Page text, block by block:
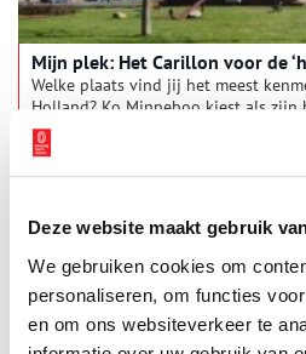
Deze website maakt gebruik
We gebruiken cookies om
personaliseren, om functies
en om ons websiteverkeer te
Mijn plek: Het Carillon voor de
Welke plaats vind jij het meest
Holland? Ko Minneboo kiest als
‘Carillon’. ‘Zo noemen wij in Den
Helden der Zeeplein’. Geen
mannen die in vliegende storm naar
En Michiel de Ruyter? Die joeg bij
invasievloot naar huis.